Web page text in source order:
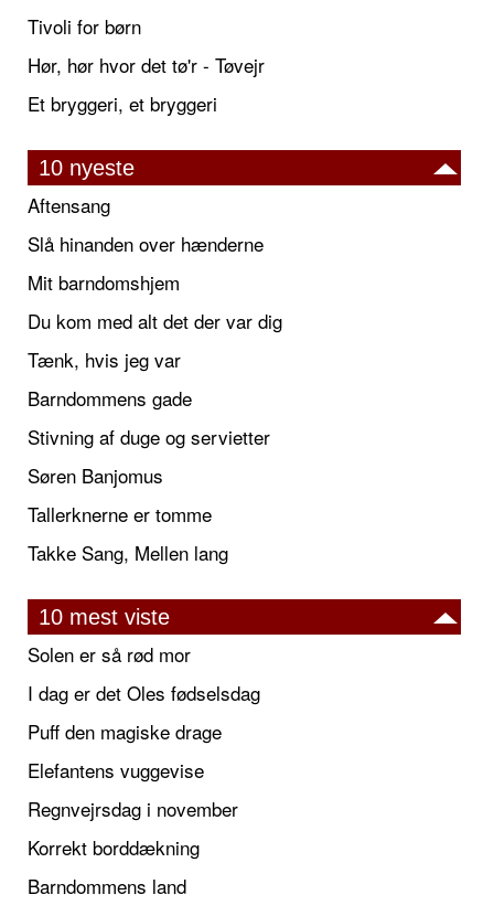
Tivoli for børn
Hør, hør hvor det tø'r - Tøvejr
Et bryggeri, et bryggeri
10 nyeste
Aftensang
Slå hinanden over hænderne
Mit barndomshjem
Du kom med alt det der var dig
Tænk, hvis jeg var
Barndommens gade
Stivning af duge og servietter
Søren Banjomus
Tallerknerne er tomme
Takke Sang, Mellen lang
10 mest viste
Solen er så rød mor
I dag er det Oles fødselsdag
Puff den magiske drage
Elefantens vuggevise
Regnvejrsdag i november
Korrekt borddækning
Barndommens land